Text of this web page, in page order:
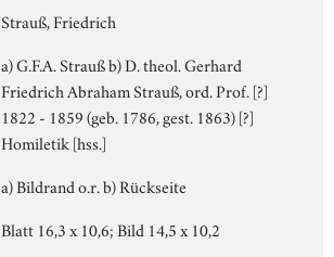
Strauß, Friedrich
a) G.F.A. Strauß b) D. theol. Gerhard
Friedrich Abraham Strauß, ord. Prof. [?]
1822 - 1859 (geb. 1786, gest. 1863) [?]
Homiletik [hss.]
a) Bildrand o.r. b) Rückseite
Blatt 16,3 x 10,6; Bild 14,5 x 10,2